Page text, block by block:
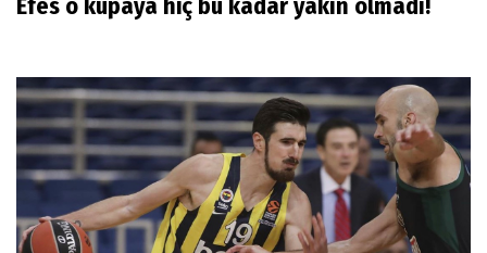
Efes o kupaya hiç bu kadar yakın olmadı!